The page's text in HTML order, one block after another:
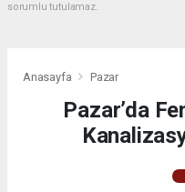
sorumlu tutulamaz.
Anasayfa Pazar
Pazar’da